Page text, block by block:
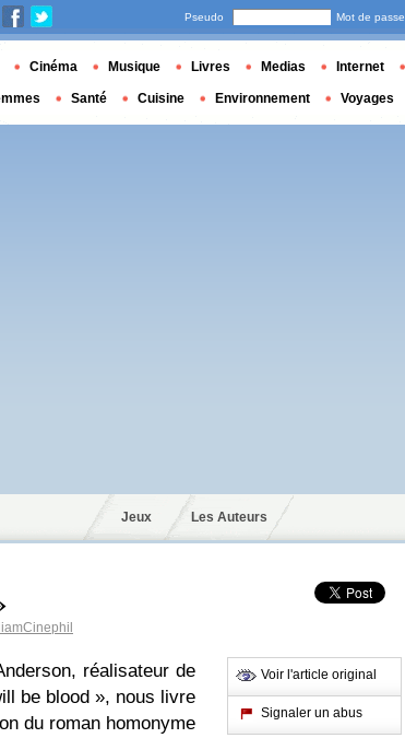
Jeux Les Auteurs
réalisateur de
be blood », nous livre
du roman homonyme
Voir l'article original
Signaler un abus
Pseudo Mot de passe
Cinéma Musique Livres Medias Internet
Santé Cuisine Environnement Voyages